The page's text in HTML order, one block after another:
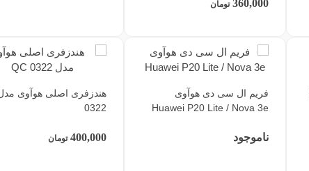
360,000 تومان
فریم ال سی دی هوآوی
Huawei P20 Lite / Nova 3e
ناموجود
0322
400,000 تومان